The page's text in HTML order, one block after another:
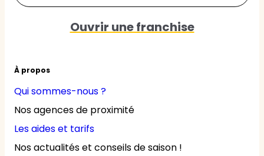
À propos
Qui sommes-nous ?
Nos agences de proximité
Les aides et tarifs
Nos actualités et conseils de saison !
Ouvrir une franchise